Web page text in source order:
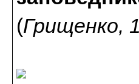
(Грищенко,